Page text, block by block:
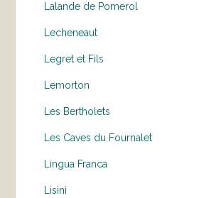
Lalande de Pomerol
Lecheneaut
Legret et Fils
Lemorton
Les Bertholets
Les Caves du Fournalet
Lingua Franca
Lisini